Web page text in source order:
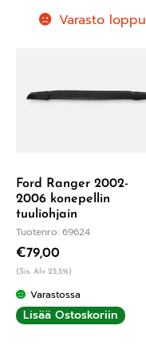
Varasto loppu
Ford Ranger 2002-
2006 konepellin
tuuliohjain
Tuotenro: 69624
€79,00
(Sis. Alv 25,5%)
Varastossa
Lisää Ostoskoriin